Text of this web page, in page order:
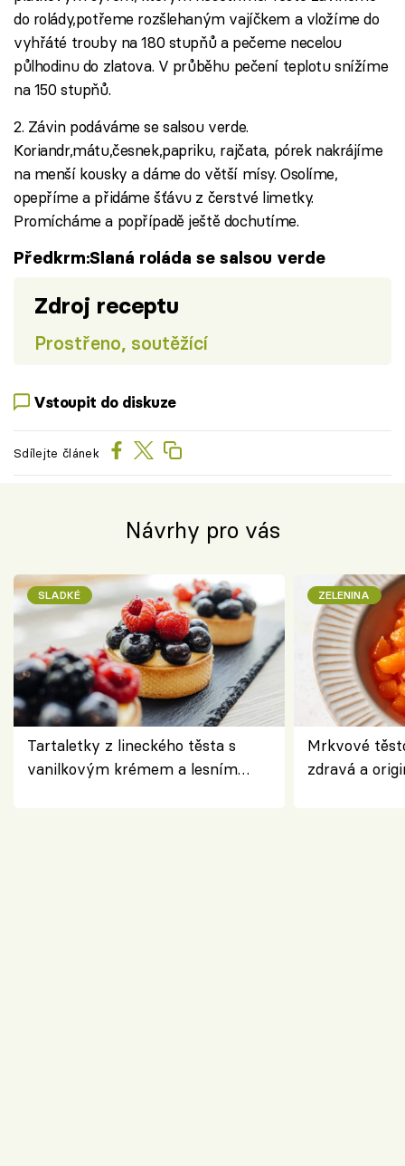
do rolády,potřeme rozšlehaným vajíčkem a vložíme do
vyhřáté trouby na 180 stupňů a pečeme necelou
půlhodinu do zlatova. V průběhu pečení teplotu snížíme
na 150 stupňů.
2. Závin podáváme se salsou verde.
Koriandr,mátu,česnek,papriku, rajčata, pórek nakrájíme
na menší kousky a dáme do větší mísy. Osolíme,
opepříme a přidáme šťávu z čerstvé limetky.
Promícháme a popřípadě ještě dochutíme.
Předkrm:Slaná roláda se salsou verde
Zdroj receptu
Prostřeno, soutěžící
Vstoupit do diskuze
Sdílejte článek
Návrhy pro vás
SLADKÉ
Tartaletky z lineckého těsta s
vanilkovým krémem a lesním
ZELENINA
Mrkvové
zdravá a